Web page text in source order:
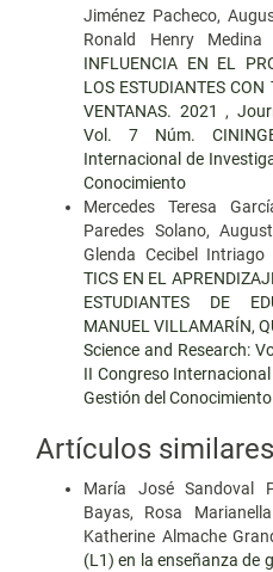
Jiménez Pacheco,
Ronald Henry Medina
INFLUENCIA EN EL
LOS ESTUDIANTES
VENTANAS. 2021,
Vol. 7 Núm.
Internacional de
Conocimiento
Mercedes Teresa
Paredes Solano,
Glenda Cecibel Intriago
TICS EN EL
ESTUDIANTES DE
MANUEL VILLAMARÍN,
Science and Research:
II Congreso
Gestión del Conocimiento
Artículos similares
María José Sandoval
Bayas, Rosa
Katherine Almache
(L1) en la enseñanza de